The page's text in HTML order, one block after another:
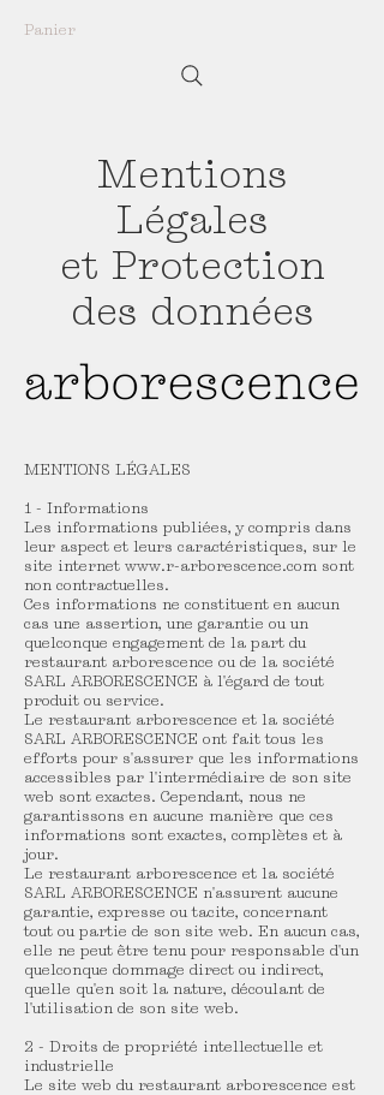
Panier
Mentions
Légales
et Protection
des données
MENTIONS LÉGALES
1 - Informations
Les informations publiées, y compris dans
leur aspect et leurs caractéristiques, sur le
site internet www.r-arborescence.com sont
non contractuelles.
Ces informations ne constituent en aucun
cas une assertion, une garantie ou un
quelconque engagement de la part du
restaurant arborescence ou de la société
SARL ARBORESCENCE à l'égard de tout
produit ou service.
Le restaurant arborescence et la société
SARL ARBORESCENCE ont fait tous les
efforts pour s'assurer que les informations
accessibles par l'intermédiaire de son site
web sont exactes. Cependant, nous ne
garantissons en aucune manière que ces
informations sont exactes, complètes et à
jour.
Le restaurant arborescence et la société
SARL ARBORESCENCE n'assurent aucune
garantie, expresse ou tacite, concernant
tout ou partie de son site web. En aucun cas,
elle ne peut être tenu pour responsable d'un
quelconque dommage direct ou indirect,
quelle qu'en soit la nature, découlant de
l'utilisation de son site web.
2 - Droits de propriété intellectuelle et
industrielle
Le site web du restaurant arborescence est